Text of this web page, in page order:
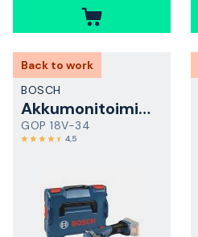
Back to work
BOSCH
Akkumonitoimityökalu
GOP 18V-34
4,5